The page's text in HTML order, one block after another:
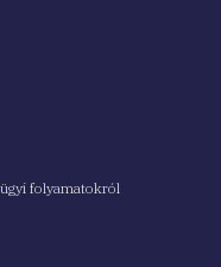
folyamatokról